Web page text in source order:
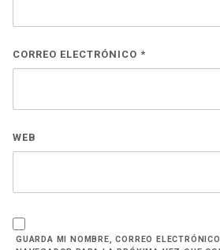
CORREO ELECTRÓNICO *
WEB
GUARDA MI NOMBRE, CORREO